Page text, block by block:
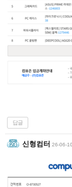
답글
신형컴터 26-06-